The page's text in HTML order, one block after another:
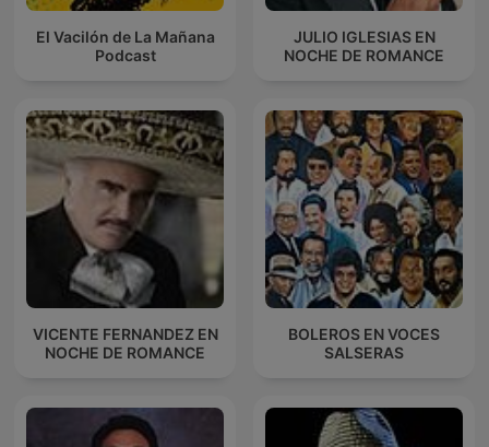
El Vacilón de La Mañana
Podcast
JULIO IGLESIAS EN
NOCHE DE ROMANCE
VICENTE FERNANDEZ EN
NOCHE DE ROMANCE
BOLEROS EN VOCES
SALSERAS